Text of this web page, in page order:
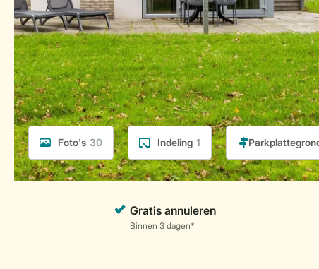
Foto's 30 Indeling 1